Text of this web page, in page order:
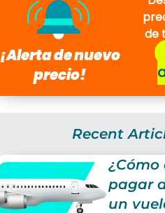
¡Alerta de nuevo
precio!
de
Recent
pagar
un